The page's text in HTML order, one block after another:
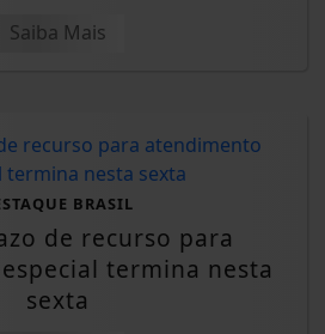
Saiba Mais
BRASIL
de recurso para
termina nesta
sexta